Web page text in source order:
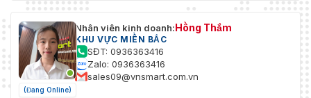
(Đang Online)
Nhân viên kinh doanh:Hồng Thắm
KHU VỰC MIỀN BẮC
SĐT: 0936363416
Zalo: 0936363416
sales09@vnsmart.com.vn